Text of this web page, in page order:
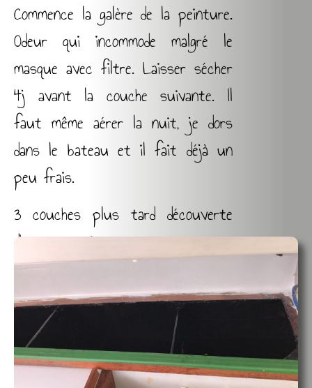
Commence la galère de la peinture.
Odeur qui incommode malgré le
masque avec filtre. Laisser sécher
4j avant la couche suivante. Il
faut même aérer la nuit, je dors
dans le bateau et il fait déjà un
peu frais.
3 couches plus tard découverte
d’un trou noir.